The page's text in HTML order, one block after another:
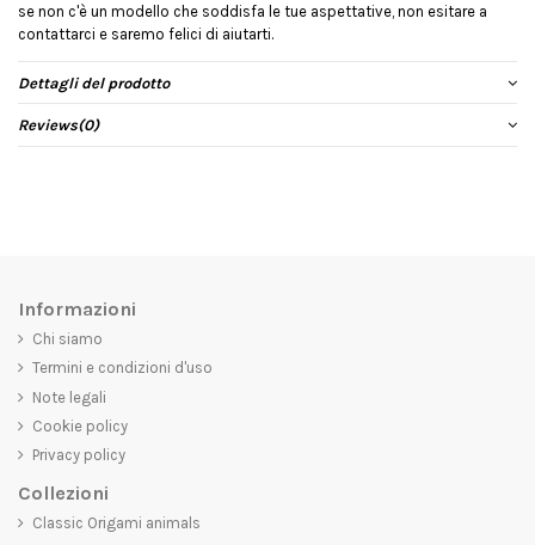
se non c'è un modello che soddisfa le tue aspettative, non esitare a
contattarci e saremo felici di aiutarti.
Dettagli del prodotto
Reviews(0)
Informazioni
Chi siamo
Termini e condizioni d'uso
Note legali
Cookie policy
Privacy policy
Collezioni
Classic Origami animals